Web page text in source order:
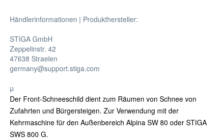
Händlerinformationen | Produkthersteller:
STIGA GmbH
Zeppelinstr. 42
47638 Straelen
germany@support.stiga.com
µ
Der Front-Schneeschild dient zum Räumen von Schnee von
Zufahrten und Bürgersteigen. Zur Verwendung mit der
Kehrmaschine für den Außenbereich Alpina SW 80 oder STIGA
SWS 800 G.